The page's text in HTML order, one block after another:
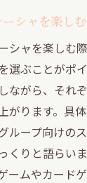
シャを楽し
シャを楽しむ
選ぶことがポ
ながら、それ
がります。具
ループ向けの
くりと語らい
ームやカード